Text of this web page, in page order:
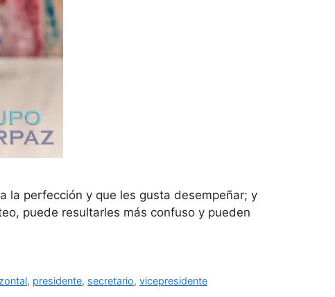
la perfección y que les gusta desempeñar; y
puede resultarles más confuso y pueden
, presidente, secretario,vicepresidente